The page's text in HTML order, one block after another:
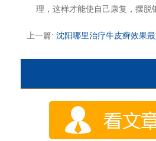
理，这样才能使自己康复，摆脱
上一篇: 沈阳哪里治疗牛皮癣效果